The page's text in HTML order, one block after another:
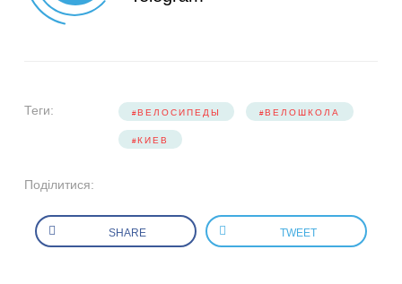
Теги: ВЕЛОСИПЕДЫ ВЕЛОШКОЛА
КИЕВ
Поділитися:
SHARE TWEET